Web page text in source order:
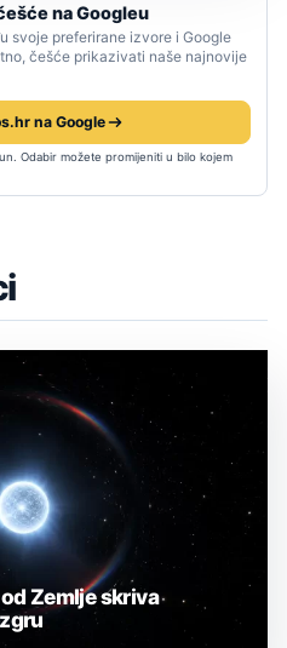
na Googleu
svoje preferirane izvore i Google
češće prikazivati naše najnovije
na Google
Odabir možete promijeniti u bilo kojem
Zemlje skriva